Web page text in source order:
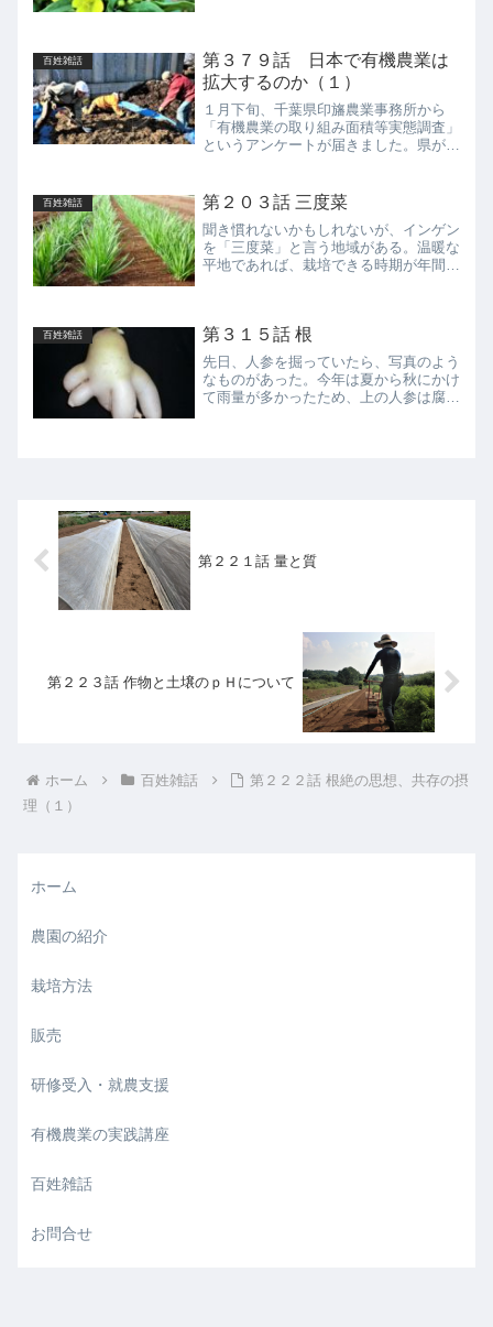
れることもなければ、大学院...
百姓雑話
第３７９話 日本で有機農業は
拡大するのか（１）
１月下旬、千葉県印旛農業事務所から
「有機農業の取り組み面積等実態調査」
というアンケートが届きました。県が把
年５月に策定した「みどりの食料システ
ム戦略」の中で、２０５０年...
百姓雑話 第２０３話 三度菜
聞き慣れないかもしれないが、インゲン
を「三度菜」と言う地域がある。温暖な
平地であれば、栽培できる時期が年間３
め、その度に種をまかなけれ...
百姓雑話 第３１５話 根
先日、人参を掘っていたら、写真のよう
なものがあった。今年は夏から秋にかけ
て雨量が多かったため、上の人参は腐っ
第２２１話 量と質
第２２３話 作物と土壌のｐＨについて
ホーム 百姓雑話
第２２２話 根絶の思想、共存の摂
理（１）
ホーム
農園の紹介
栽培方法
販売
研修受入・就農支援
有機農業の実践講座
百姓雑話
お問合せ